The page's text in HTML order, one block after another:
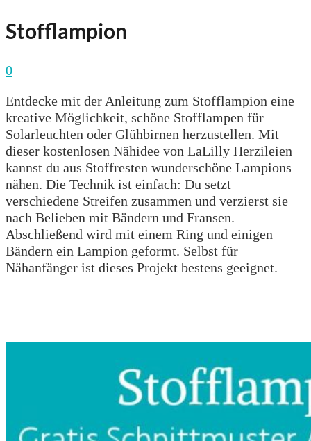
Stofflampion
0
Entdecke mit der Anleitung zum Stofflampion eine
kreative Möglichkeit, schöne Stofflampen für
Solarleuchten oder Glühbirnen herzustellen. Mit
dieser kostenlosen Nähidee von LaLilly Herzileien
kannst du aus Stoffresten wunderschöne Lampions
nähen. Die Technik ist einfach: Du setzt
verschiedene Streifen zusammen und verzierst sie
nach Belieben mit Bändern und Fransen.
Abschließend wird mit einem Ring und einigen
Bändern ein Lampion geformt. Selbst für
Nähanfänger ist dieses Projekt bestens geeignet.